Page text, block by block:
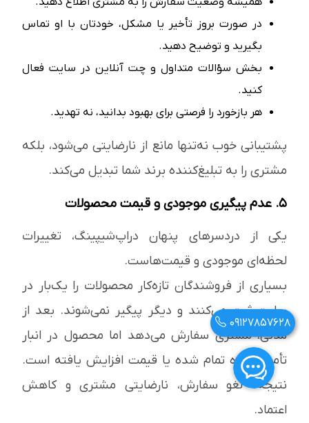
در صورت بروز تأخیر یا مشکل، خودتان با او تماس
بگیرید و توضیح دهید.
بخش سؤالات متداول و چت آنلاین در سایت فعال
کنید.
هر بازخورد را فرصتی برای بهبود بدانید، نه تهدید.
پشتیبانی خوب نه‌تنها مانع از نارضایتی می‌شود، بلکه
مشتری را به تبلیغ‌کننده برند شما تبدیل می‌کند.
۵. عدم پیگیری موجودی و قیمت محصولات
یکی از دردسرهای پنهان دراپ‌شیپینگ، تغییرات
لحظه‌ای موجودی و قیمت‌هاست.
بسیاری از فروشندگان تازه‌کار محصولات را یک‌بار در
سایت ثبت می‌کنند و دیگر پیگیر نمی‌شوند. بعد از
مدتی، مشتری سفارش می‌دهد اما محصول در انبار
تأمین‌کننده تمام شده یا قیمت افزایش یافته است.
نتیجه؟ لغو سفارش، نارضایتی مشتری و کاهش
اعتماد.
09127857628